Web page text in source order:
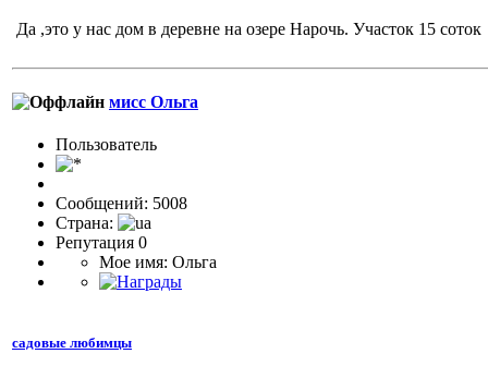
Да ,это у нас дом в деревне на озере Нарочь. Участок 15
мисс Ольга
Пользовaтeль
Сообщений: 5008
Страна:
Репутация 0
Мое имя: Ольга
садовые любимцы